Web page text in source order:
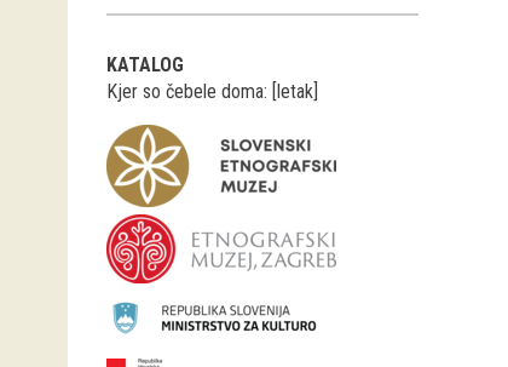
KATALOG
Kjer so čebele doma: [letak]